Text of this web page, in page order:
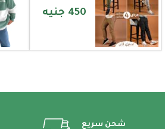
بنجالين
450 جنيه
شحن سريع